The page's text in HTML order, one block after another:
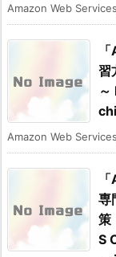
Amazon Web
習
Amazon Web
専
策
S